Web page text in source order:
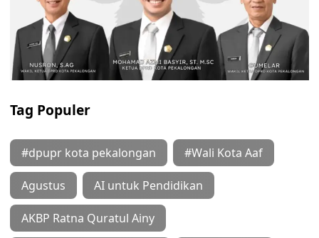
Tag Populer
#dpupr kota pekalongan #Wali Kota Aaf
Agustus AI untuk Pendidikan
AKBP Ratna Quratul Ainy